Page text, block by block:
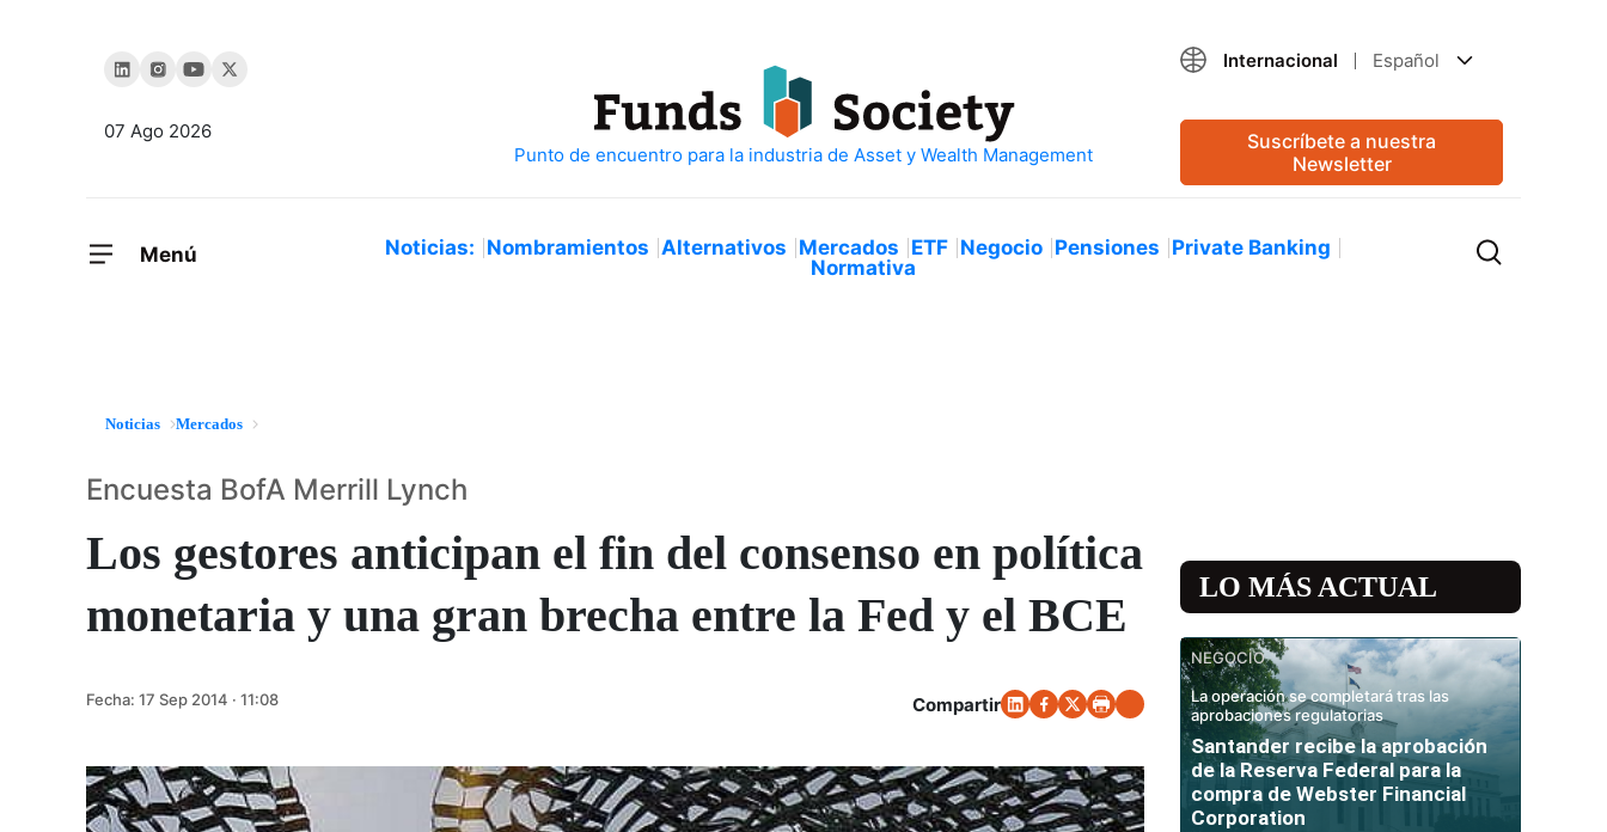
07 Ago 2026
Internacional Español
Suscríbete a nuestra
Newsletter
Menú Noticias: Nombramientos Alternativos Mercados ETF Negocio Pensiones Private Banking
Normativa
Noticias Mercados
Los gestores anticipan el fin del consenso en política
monetaria y una gran brecha entre la Fed y el BCE
Encuesta BofA Merrill Lynch
Fecha: 17 Sep 2014 · 11:08 Compartir
LO MÁS ACTUAL
NEGOCIO
La operación se completará tras las
aprobaciones regulatorias
Santander recibe la aprobación
de la Reserva Federal para la
compra de Webster Financial
Corporation